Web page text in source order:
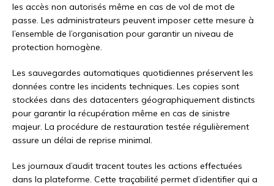
les accès non autorisés même en cas de vol de mot de
passe. Les administrateurs peuvent imposer cette mesure à
l’ensemble de l’organisation pour garantir un niveau de
protection homogène.
Les sauvegardes automatiques quotidiennes préservent les
données contre les incidents techniques. Les copies sont
stockées dans des datacenters géographiquement distincts
pour garantir la récupération même en cas de sinistre
majeur. La procédure de restauration testée régulièrement
assure un délai de reprise minimal.
Les journaux d’audit tracent toutes les actions effectuées
dans la plateforme. Cette traçabilité permet d’identifier qui a